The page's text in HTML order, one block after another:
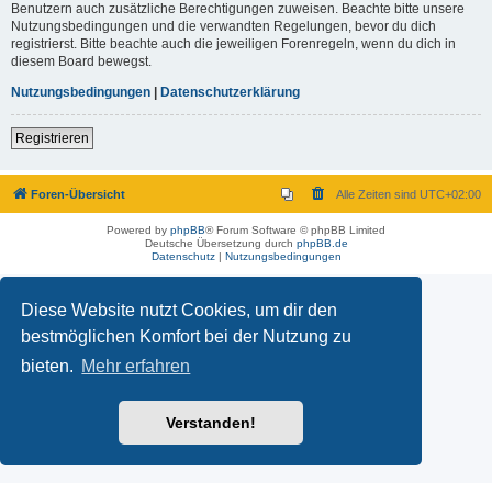
Diese Website nutzt Cookies, um dir den
bestmöglichen Komfort bei der Nutzung zu
bieten. Mehr erfahren
Verstanden!
Benutzern auch zusätzliche Berechtigungen zuweisen. Beachte bitte unsere
Nutzungsbedingungen und die verwandten Regelungen, bevor du dich
registrierst. Bitte beachte auch die jeweiligen Forenregeln, wenn du dich in
diesem Board bewegst.
Nutzungsbedingungen | Datenschutzerklärung
Registrieren
Foren-Übersicht Alle Zeiten sind UTC+02:00
Powered by phpBB® Forum Software © phpBB Limited
Deutsche Übersetzung durch phpBB.de
Datenschutz| Nutzungsbedingungen